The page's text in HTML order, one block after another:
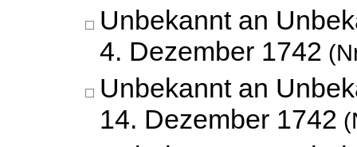
Unbekannt an
4. Dezember 1742
Unbekannt an
14. Dezember 1742